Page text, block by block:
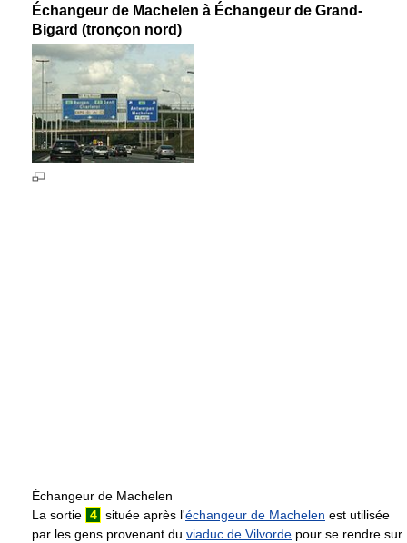
Échangeur de Machelen à Échangeur de Grand-
Bigard (tronçon nord)
Échangeur de Machelen
La sortie 4 située après l'échangeur de Machelen est utilisée
par les gens provenant du viaduc de Vilvorde pour se rendre sur